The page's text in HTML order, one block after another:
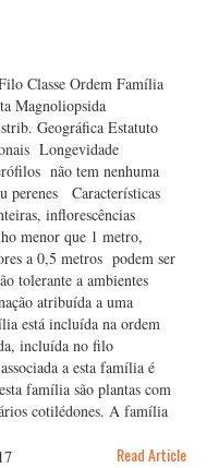
Classe Ordem Família
Magnoliopsida
Geográfica Estatuto
Longevidade
não tem nenhuma
perenes Características
inflorescências
menor que 1 metro,
a 0,5 metros podem ser
tolerante a ambientes
atribuída a uma
está incluída na ordem
incluída no filo
a esta família é
família são plantas com
cotilédones. A família
Read Article